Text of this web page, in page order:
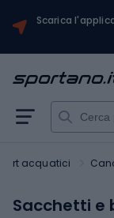
Scarica
acquatici
Sacchetti e